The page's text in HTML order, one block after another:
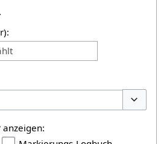
anzeigen: